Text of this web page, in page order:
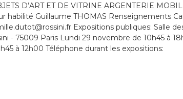
D’ART ET DE VITRINE ARGENTERIE
habilité Guillaume THOMAS Renseignements
Expositions publiques: Salle
- 75009 Paris Lundi 29 novembre de 10h45 à
à 12h00 Téléphone durant les expositions: